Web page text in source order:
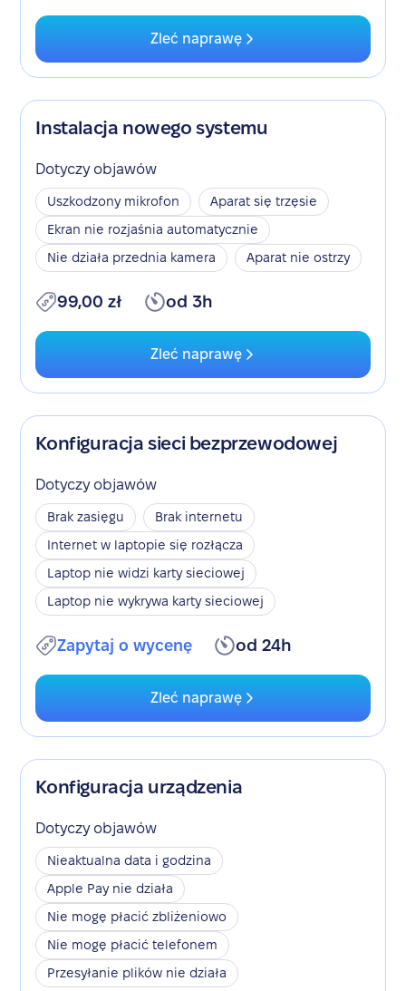
Zleć naprawę
Instalacja nowego systemu
Dotyczy objawów
Uszkodzony mikrofon
Aparat się trzęsie
Ekran nie rozjaśnia automatycznie
Nie działa przednia kamera
Aparat nie ostrzy
99,00 zł od 3h
Zleć naprawę
Konfiguracja sieci bezprzewodowej
Dotyczy objawów
Brak zasięgu
Brak internetu
Internet w laptopie się rozłącza
Laptop nie widzi karty sieciowej
Laptop nie wykrywa karty sieciowej
Zapytaj o wycenę od 24h
Zleć naprawę
Konfiguracja urządzenia
Dotyczy objawów
Nieaktualna data i godzina
Apple Pay nie działa
Nie mogę płacić zbliżeniowo
Nie mogę płacić telefonem
Przesyłanie plików nie działa